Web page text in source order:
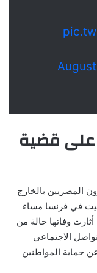
August
على قضية
المصريين بالخارج
في فرنسا مساء
أن أثارت وفاتها حالة من
الاجتماعي
حماية المواطنين